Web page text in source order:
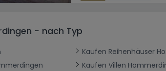
- nach Typ
Kaufen Reihenhäuser
Kaufen Villen